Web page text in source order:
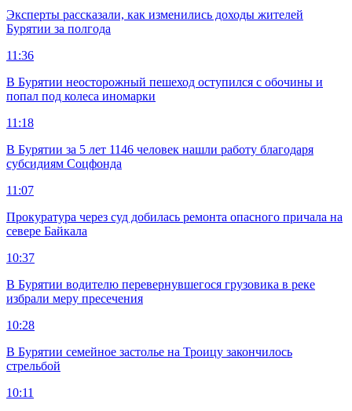
Эксперты рассказали, как изменились доходы жителей
Бурятии за полгода
11:36
В Бурятии неосторожный пешеход оступился с обочины и
попал под колеса иномарки
11:18
В Бурятии за 5 лет 1146 человек нашли работу благодаря
субсидиям Соцфонда
11:07
Прокуратура через суд добилась ремонта опасного причала на
севере Байкала
10:37
В Бурятии водителю перевернувшегося грузовика в реке
избрали меру пресечения
10:28
В Бурятии семейное застолье на Троицу закончилось
стрельбой
10:11